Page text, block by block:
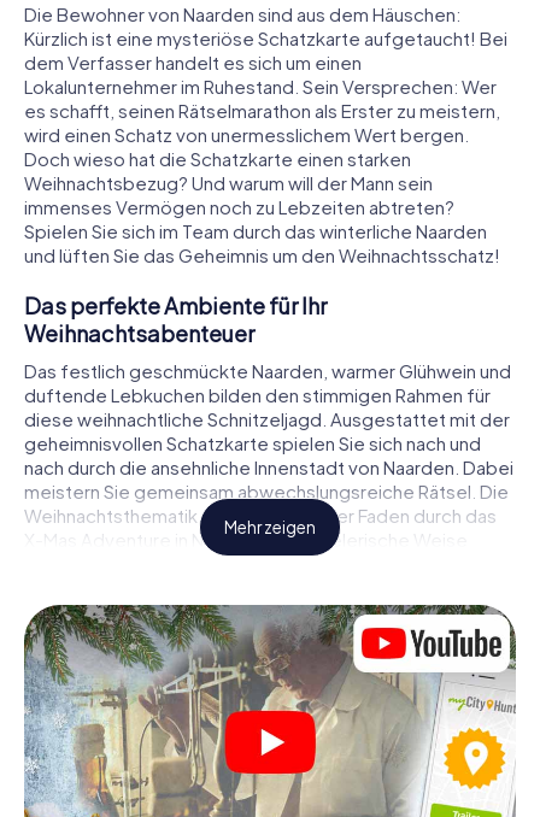
Die Bewohner von Naarden sind aus dem Häuschen:
Kürzlich ist eine mysteriöse Schatzkarte aufgetaucht! Bei
dem Verfasser handelt es sich um einen
Lokalunternehmer im Ruhestand. Sein Versprechen: Wer
es schafft, seinen Rätselmarathon als Erster zu meistern,
wird einen Schatz von unermesslichem Wert bergen.
Doch wieso hat die Schatzkarte einen starken
Weihnachtsbezug? Und warum will der Mann sein
immenses Vermögen noch zu Lebzeiten abtreten?
Spielen Sie sich im Team durch das winterliche Naarden
und lüften Sie das Geheimnis um den Weihnachtsschatz!
Das perfekte Ambiente für Ihr
Weihnachtsabenteuer
Das festlich geschmückte Naarden, warmer Glühwein und
duftende Lebkuchen bilden den stimmigen Rahmen für
diese weihnachtliche Schnitzeljagd. Ausgestattet mit der
geheimnisvollen Schatzkarte spielen Sie sich nach und
nach durch die ansehnliche Innenstadt von Naarden. Dabei
meistern Sie gemeinsam abwechslungsreiche Rätsel. Die
Weihnachtsthematik zieht sich als roter Faden durch das
X-Mas Adventure in Naarden. Auf spielerische Weise
erfahren Sie faszinierende Anekdoten rund um das
Hinweise richtig zu deuten und anderen Schatzsuchern
stets einen Schritt voraus zu sein?
Der Weihnachtsmarkt von Naarden als
Zwischenstopp
Stellen Sie ein kompetentes Team aus Freunden oder
Familienmitgliedern zusammen und begeben Sie sich
gemeinsam auf eine weihnachtliche Rätseltour durch
Mehr zeigen